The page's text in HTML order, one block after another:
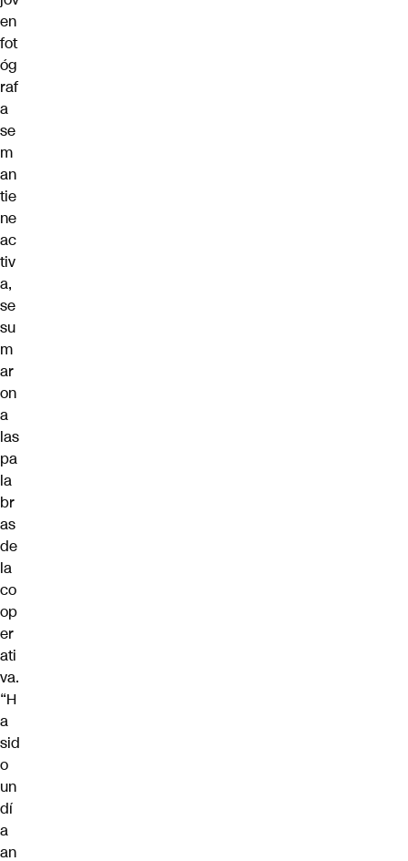
en
fot
óg
raf
a
se
m
an
tie
ne
ac
tiv
a,
se
su
m
ar
on
a
las
pa
la
br
as
de
la
co
op
er
ati
va.
“H
a
sid
o
un
dí
a
an